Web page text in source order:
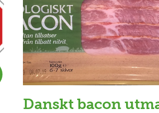
Danskt bacon